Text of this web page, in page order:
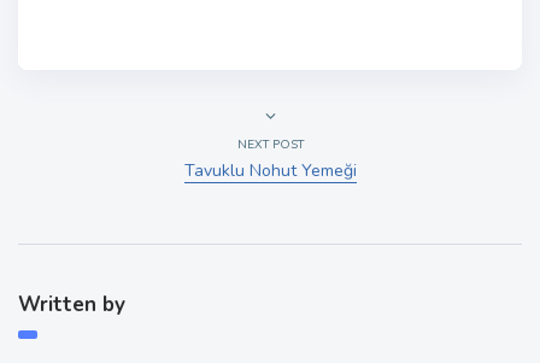
NEXT POST
Tavuklu Nohut Yemeği
Written by